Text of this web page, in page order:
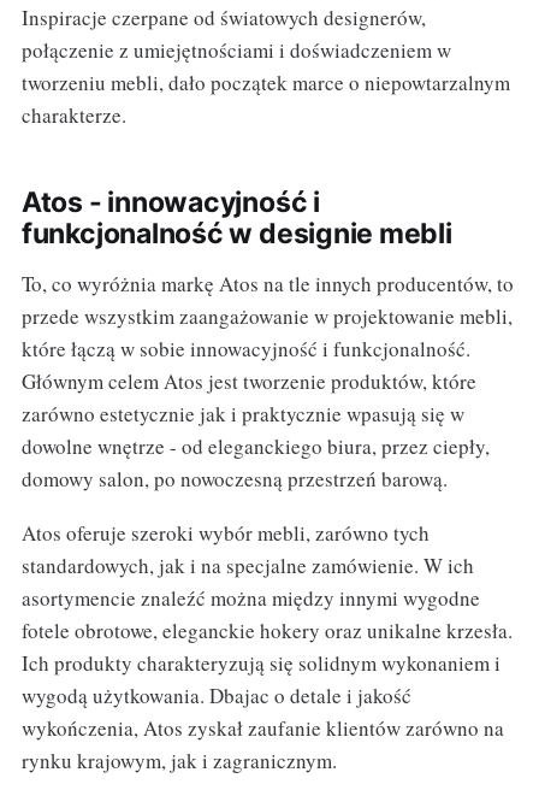
Inspiracje czerpane od światowych designerów,
połączenie z umiejętnościami i doświadczeniem w
tworzeniu mebli, dało początek marce o niepowtarzalnym
charakterze.
Atos - innowacyjność i
funkcjonalność w designie mebli
To, co wyróżnia markę Atos na tle innych producentów, to
przede wszystkim zaangażowanie w projektowanie mebli,
które łączą w sobie innowacyjność i funkcjonalność.
Głównym celem Atos jest tworzenie produktów, które
zarówno estetycznie jak i praktycznie wpasują się w
dowolne wnętrze - od eleganckiego biura, przez ciepły,
domowy salon, po nowoczesną przestrzeń barową.
Atos oferuje szeroki wybór mebli, zarówno tych
standardowych, jak i na specjalne zamówienie. W ich
asortymencie znaleźć można między innymi wygodne
fotele obrotowe, eleganckie hokery oraz unikalne krzesła.
Ich produkty charakteryzują się solidnym wykonaniem i
wygodą użytkowania. Dbajac o detale i jakość
wykończenia, Atos zyskał zaufanie klientów zarówno na
rynku krajowym, jak i zagranicznym.